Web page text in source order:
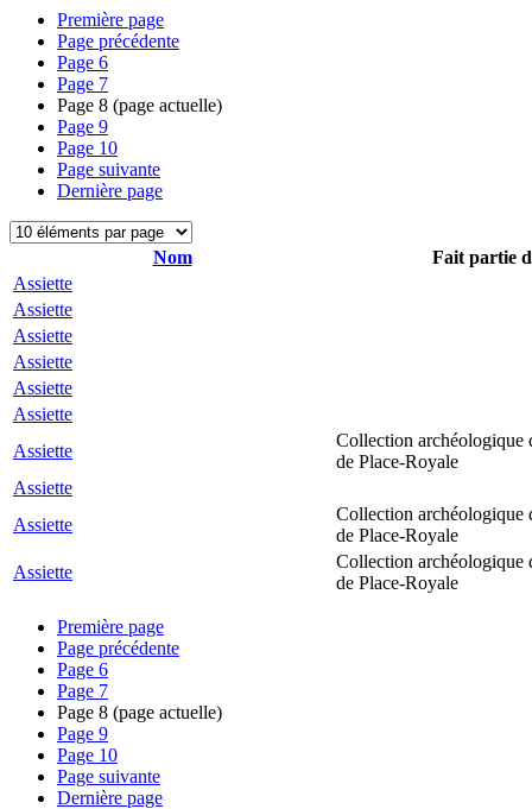
Première page
Page précédente
Page 6
Page 7
Page 8 (page actuelle)
Page 9
Page 10
Page suivante
Dernière page
Nom
Fait partie
Assiette
Assiette
Assiette
Assiette
Assiette
Assiette
Assiette
Collection archéologique
de Place-Royale
Assiette
Assiette
Collection archéologique
de Place-Royale
Assiette
Collection archéologique
de Place-Royale
Première page
Page précédente
Page 6
Page 7
Page 8 (page actuelle)
Page 9
Page 10
Page suivante
Dernière page